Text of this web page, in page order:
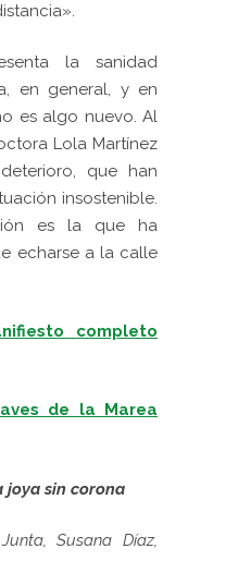
la sanidad
en general, y en
es algo nuevo. Al
Lola Martínez
que han
insostenible.
es la que ha
echarse a la calle
completo
de la Marea
joya sin corona
Susana Díaz,